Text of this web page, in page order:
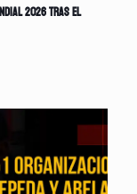
2026 tras el